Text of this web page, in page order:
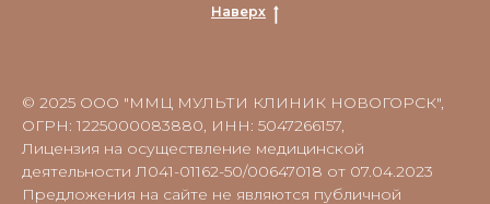
Наверх
© 2025 ООО "ММЦ МУЛЬТИ КЛИНИК НОВОГОРСК",
ОГРН: 1225000083880, ИНН: 5047266157,
Лицензия на осуществление медицинской
деятельности Л041-01162-50/00647018 от 07.04.2023
Предложения на сайте не являются публичной